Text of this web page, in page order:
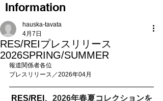
Information
RES/REIプレスリリース
2026SPRING/SUMMER
hauska-tavata
4月7日
報道関係者各位
プレスリリース／2026年04月
RES/REI、 2026年春夏コレクションを